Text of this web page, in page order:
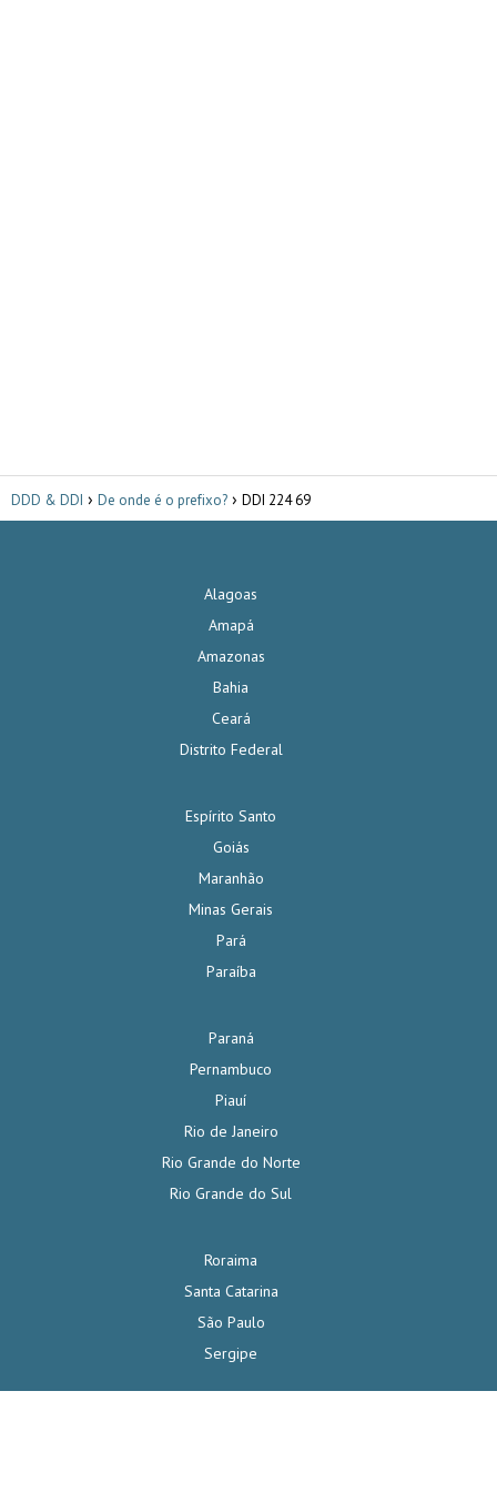
DDD & DDI De onde é o prefixo? DDI 224 69
Alagoas
Amapá
Amazonas
Bahia
Ceará
Distrito Federal
Espírito Santo
Goiás
Maranhão
Minas Gerais
Pará
Paraíba
Paraná
Pernambuco
Piauí
Rio de Janeiro
Rio Grande do Norte
Rio Grande do Sul
Roraima
Santa Catarina
São Paulo
Sergipe